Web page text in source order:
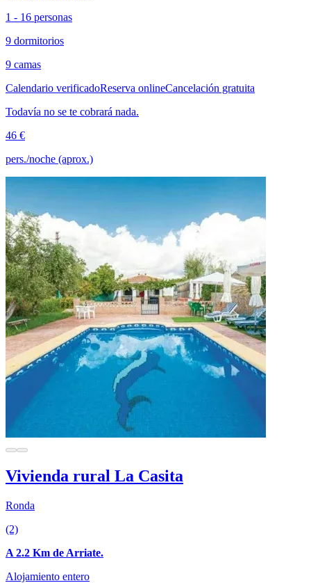
1 - 16 personas
9 dormitorios
9 camas
Calendario verificadoReserva onlineCancelación gratuita
Todavía no se te cobrará nada.
46 €
pers./noche (aprox.)
Vivienda rural La Casita
Ronda
(2)
A 2.2 Km de Arriate.
Alojamiento entero